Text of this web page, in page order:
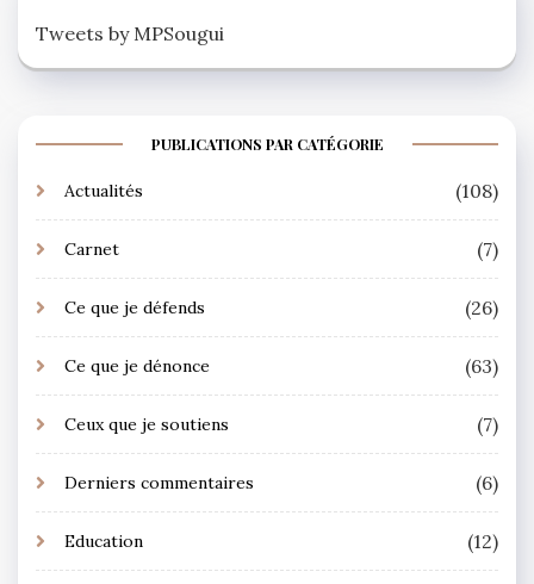
Tweets by MPSougui
PUBLICATIONS PAR CATÉGORIE
Actualités (108)
Carnet (7)
Ce que je défends (26)
Ce que je dénonce (63)
Ceux que je soutiens (7)
Derniers commentaires (6)
Education (12)